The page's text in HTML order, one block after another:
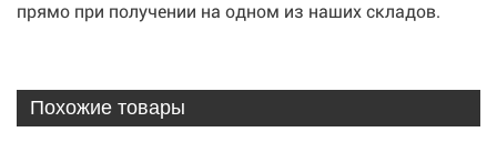
прямо при получении на одном из наших складов.
Похожие товары